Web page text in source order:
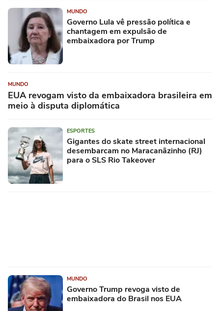
MUNDO
Governo Lula vê pressão política e
chantagem em expulsão de
embaixadora por Trump
MUNDO
EUA revogam visto da embaixadora brasileira em
meio à disputa diplomática
ESPORTES
Gigantes do skate street internacional
desembarcam no Maracanãzinho (RJ)
para o SLS Rio Takeover
MUNDO
Governo Trump revoga visto de
embaixadora do Brasil nos EUA